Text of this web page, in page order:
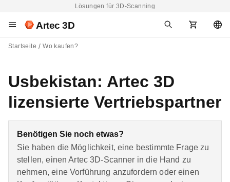
Lösungen für 3D-Scanning
Artec 3D
Startseite Wo kaufen?
Usbekistan: Artec 3D
lizensierte Vertriebspartner
Benötigen Sie noch etwas?
Sie haben die Möglichkeit, eine bestimmte Frage zu
stellen, einen Artec 3D-Scanner in die Hand zu
nehmen, eine Vorführung anzufordern oder einen